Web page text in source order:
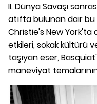
II. Dünya Savaşı
atıfta bulunan dair bu
Christie's New York'ta
etkileri, sokak kültürü
taşıyan eser,
maneviyat